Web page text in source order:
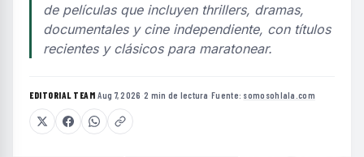
de películas que incluyen thrillers, dramas,
documentales y cine independiente, con títulos
recientes y clásicos para maratonear.
EDITORIAL TEAM·Aug 7, 2026 ·2 min de lectura ·Fuente: somosohlala.com